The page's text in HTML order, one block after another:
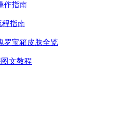
作指南
程指南
罗宝箱皮肤全览
文教程